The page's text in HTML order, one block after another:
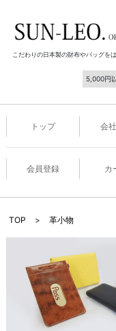
こだわりの日本製の財布やバッグを
5,000円
トップ 会
会員登録 カ
TOP > 革小物